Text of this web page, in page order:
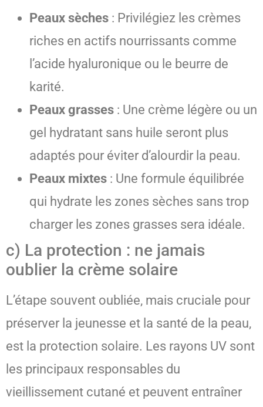
Peaux sèches : Privilégiez les crèmes
riches en actifs nourrissants comme
l’acide hyaluronique ou le beurre de
karité.
Peaux grasses : Une crème légère ou un
gel hydratant sans huile seront plus
adaptés pour éviter d’alourdir la peau.
Peaux mixtes : Une formule équilibrée
qui hydrate les zones sèches sans trop
charger les zones grasses sera idéale.
c) La protection : ne jamais
oublier la crème solaire
L’étape souvent oubliée, mais cruciale pour
préserver la jeunesse et la santé de la peau,
est la protection solaire. Les rayons UV sont
les principaux responsables du
vieillissement cutané et peuvent entraîner